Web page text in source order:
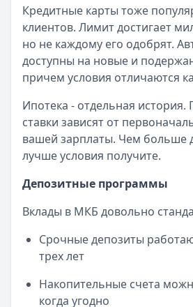
Читать статью
Все статьи
Кредитные карты тоже
клиентов. Лимит достигает
но не каждому его одобрят.
доступны на новые и
причем условия отличаются
Ипотека - отдельная
ставки зависят от
вашей зарплаты. Чем больше
лучше условия получите.
Депозитные программы
Вклады в МКБ довольно
Срочные депозиты
трех лет
Накопительные счета
когда угодно